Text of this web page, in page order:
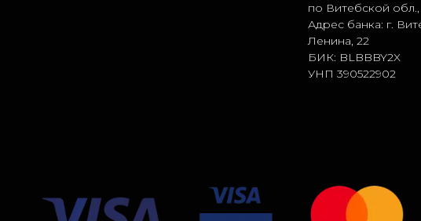
по Витебской обл.,
Адрес банка: г.
Ленина, 22
БИК: BLBBBY2X
УНП 390522902